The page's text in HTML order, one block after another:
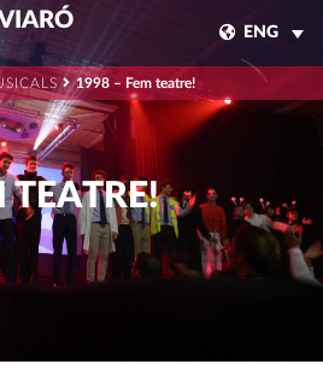
ENG
1998 – Fem teatre!
TEATRE!